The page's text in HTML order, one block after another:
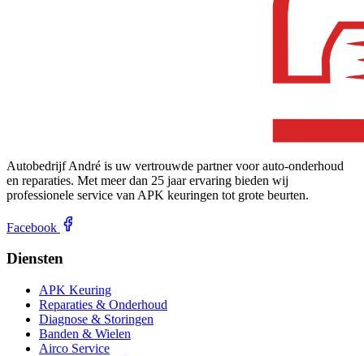
Autobedrijf André is uw vertrouwde partner voor auto-onderhoud
en reparaties. Met meer dan 25 jaar ervaring bieden wij
professionele service van APK keuringen tot grote beurten.
Facebook
Diensten
APK Keuring
Reparaties & Onderhoud
Diagnose & Storingen
Banden & Wielen
Airco Service